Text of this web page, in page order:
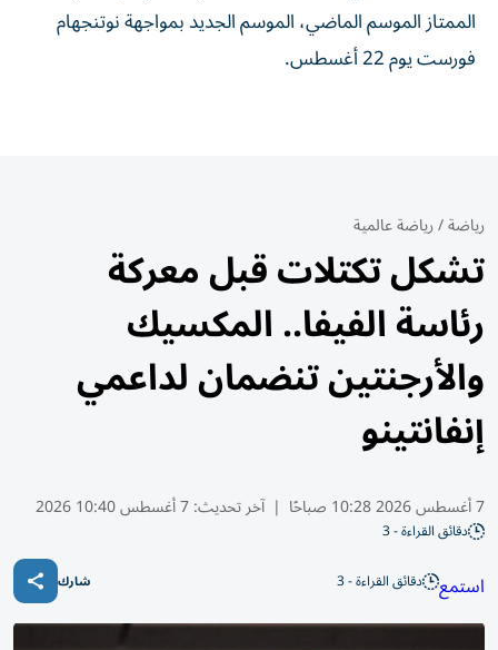
الممتاز الموسم الماضي، الموسم الجديد بمواجهة نوتنجهام
فورست يوم 22 أغسطس.
رياضة/رياضة عالمية
تشكل تكتلات قبل معركة
رئاسة الفيفا.. المكسيك
والأرجنتين تنضمان لداعمي
إنفانتينو
7 أغسطس 2026 10:28 صباحًا | آخر تحديث:7 أغسطس 10:40 2026
دقائق القراءة - 3
استمع دقائق القراءة - 3 شارك